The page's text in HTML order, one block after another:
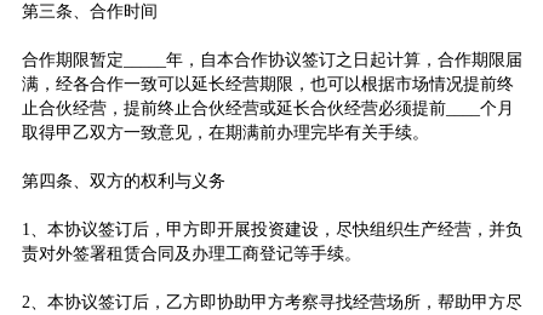
第三条、合作时间
合作期限暂定_____年，自本合作协议签订之日起计算，合作期限届
满，经各合作一致可以延长经营期限，也可以根据市场情况提前终
止合伙经营，提前终止合伙经营或延长合伙经营必须提前____个月
取得甲乙双方一致意见，在期满前办理完毕有关手续。
第四条、双方的权利与义务
1、本协议签订后，甲方即开展投资建设，尽快组织生产经营，并负
责对外签署租赁合同及办理工商登记等手续。
2、本协议签订后，乙方即协助甲方考察寻找经营场所，帮助甲方尽